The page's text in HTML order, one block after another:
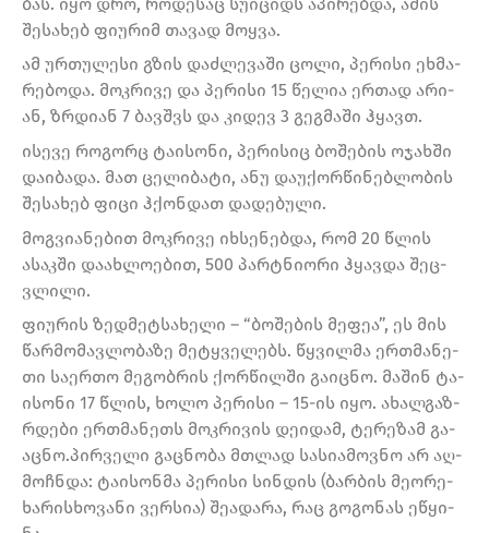
შე­სა­ხებ ფი­უ­რიმ თა­ვად მოყ­ვა.
ამ ურ­თუ­ლე­სი გზის დაძ­ლე­ვა­ში ცოლი, პე­რი­სი ეხ­მა­
რე­ბო­და. მოკ­რი­ვე და პე­რი­სი 15 წე­ლია ერ­თად არი­
ან, ზრდი­ან 7 ბავ­შვს და კი­დევ 3 გეგ­მა­ში ჰყავთ.
ისე­ვე რო­გორც ტა­ი­სო­ნი, პე­რი­სიც ბო­შე­ბის ოჯახ­ში
და­ი­ბა­და. მათ ცე­ლი­ბა­ტი, ანუ და­უ­ქორ­წი­ნებ­ლო­ბის
შე­სა­ხებ ფიცი ჰქონ­დათ და­დე­ბუ­ლი.
მოგ­ვი­ა­ნე­ბით მოკ­რი­ვე იხ­სე­ნებ­და, რომ 20 წლის
ასაკ­ში და­ახ­ლო­ე­ბით, 500 პარტნი­ო­რი ჰყავ­და შეც­
ვლი­ლი.
ფი­უ­რის ზედ­მეტ­სა­ხე­ლი – “ბო­შე­ბის მე­ფეა”, ეს მის
წარ­მო­მავ­ლო­ბა­ზე მე­ტყვე­ლებს. წყვილ­მა ერ­თმა­ნე­
თი სა­ერ­თო მე­გობ­რის ქორ­წილ­ში გა­იც­ნო. მა­შინ ტა­
ი­სო­ნი 17 წლის, ხოლო პე­რი­სი – 15-ის იყო. ახალ­გაზ­
რდე­ბი ერ­თმა­ნეთს მოკ­რი­ვის დე­ი­დამ, ტე­რე­ზამ გა­
აც­ნო.პირ­ვე­ლი გაც­ნო­ბა მთლად სა­სი­ა­მოვ­ნო არ აღ­
მოჩ­ნდა: ტა­ი­სონ­მა პე­რი­სი სინ­დის (ბარ­ბის მე­ო­რე­
ხა­რის­ხო­ვა­ნი ვერ­სია) შე­ა­და­რა, რაც გო­გო­ნას ეწყი­